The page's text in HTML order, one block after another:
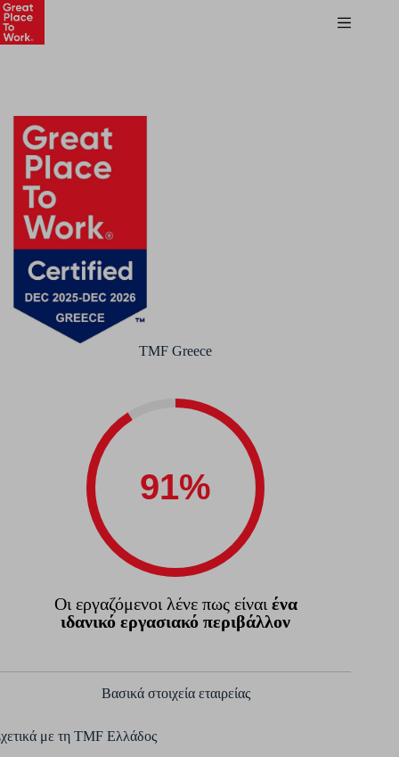
TMF Greece
Οι εργαζόμενοι λένε πως είναι ένα
ιδανικό εργασιακό περιβάλλον
Βασικά στοιχεία εταιρείας
με τη TMF Ελλάδος